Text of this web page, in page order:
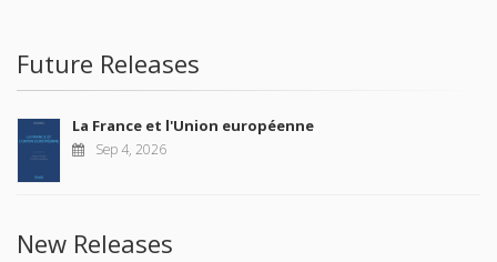
Future Releases
La France et l'Union européenne
Sep 4, 2026
New Releases